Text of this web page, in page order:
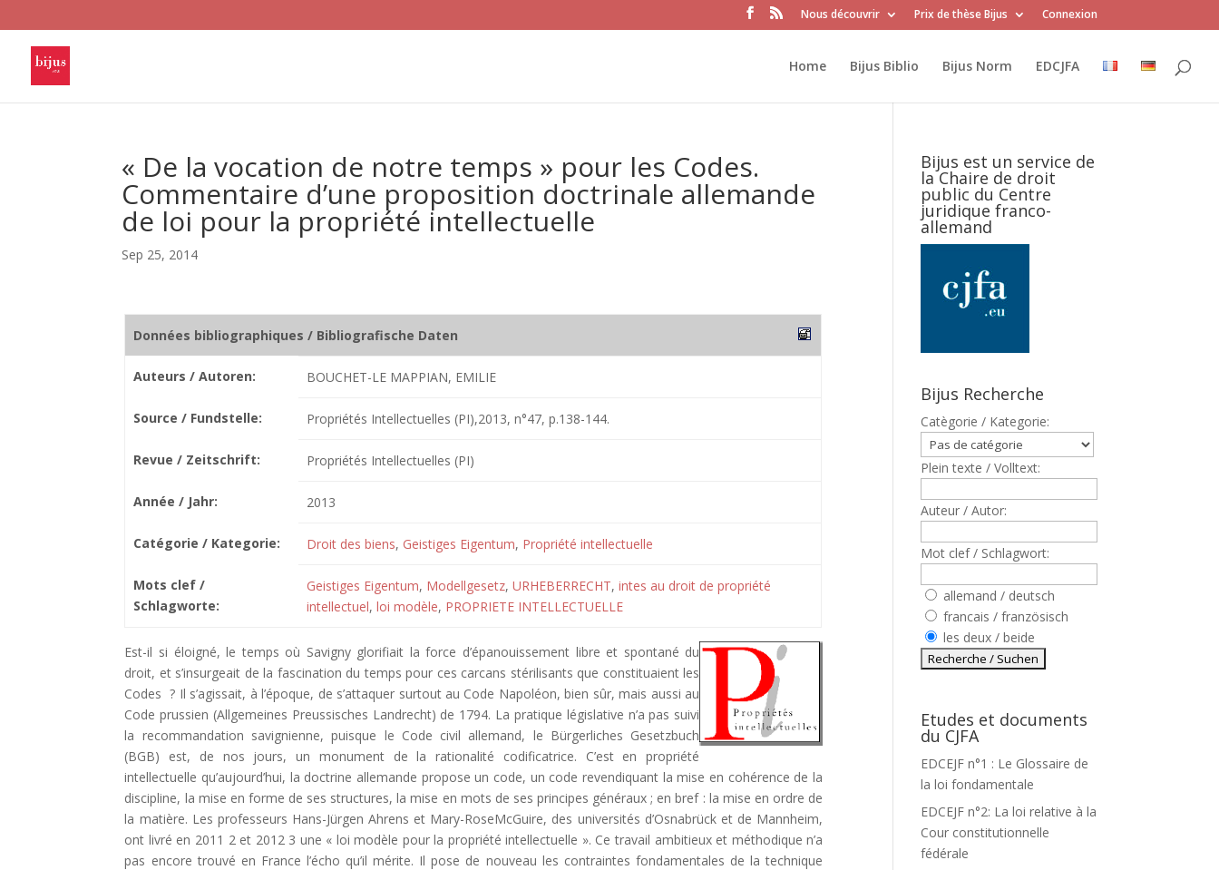
Nous découvrir Prix de thèse Bijus Connexion
Home Bijus Biblio Bijus Norm EDCJFA
« De la vocation de notre temps » pour les Codes.
Commentaire d’une proposition doctrinale allemande
de loi pour la propriété intellectuelle
Sep 25, 2014
Données bibliographiques / Bibliografische Daten
Auteurs / Autoren: BOUCHET-LE MAPPIAN, EMILIE
Source / Fundstelle: Propriétés Intellectuelles (PI),2013, n°47, p.138-144.
Revue / Zeitschrift: Propriétés Intellectuelles (PI)
Année / Jahr: 2013
Catégorie / Kategorie: Droit des biens, Geistiges Eigentum, Propriété intellectuelle
Mots clef /
Schlagworte:
Geistiges Eigentum, Modellgesetz, URHEBERRECHT, intes au droit de propriété
intellectuel, loi modèle, PROPRIETE INTELLECTUELLE
Est-il si éloigné, le temps où Savigny glorifiait la force d’épanouissement libre et spontané du
droit, et s’insurgeait de la fascination du temps pour ces carcans stérilisants que constituaient les
Codes ? Il s’agissait, à l’époque, de s’attaquer surtout au Code Napoléon, bien sûr, mais aussi au
Code prussien (Allgemeines Preussisches Landrecht) de 1794. La pratique législative n’a pas suivi
la recommandation savignienne, puisque le Code civil allemand, le Bürgerliches Gesetzbuch
(BGB) est, de nos jours, un monument de la rationalité codificatrice. C’est en propriété
intellectuelle qu’aujourd’hui, la doctrine allemande propose un code, un code revendiquant la mise en cohérence de la
discipline, la mise en forme de ses structures, la mise en mots de ses principes généraux ; en bref : la mise en ordre de
la matière. Les professeurs Hans-Jürgen Ahrens et Mary-RoseMcGuire, des universités d’Osnabrück et de Mannheim,
ont livré en 2011 2 et 2012 3 une « loi modèle pour la propriété intellectuelle ». Ce travail ambitieux et méthodique n’a
pas encore trouvé en France l’écho qu’il mérite. Il pose de nouveau les contraintes fondamentales de la technique
Bijus est un service de
la Chaire de droit
public du Centre
juridique franco-
allemand
Bijus Recherche
Catègorie / Kategorie:
Plein texte / Volltext:
Auteur / Autor:
Mot clef / Schlagwort:
allemand / deutsch
francais / französisch
les deux / beide
Etudes et documents
du CJFA
EDCEJF n°1 : Le Glossaire de
la loi fondamentale
EDCEJF n°2: La loi relative à la
Cour constitutionnelle
fédérale